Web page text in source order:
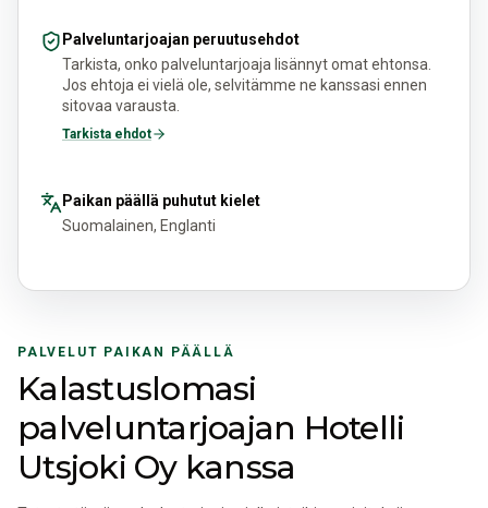
Palveluntarjoajan peruutusehdot
Tarkista, onko palveluntarjoaja lisännyt omat ehtonsa.
Jos ehtoja ei vielä ole, selvitämme ne kanssasi ennen
sitovaa varausta.
Tarkista ehdot
Paikan päällä puhutut kielet
Suomalainen, Englanti
PALVELUT PAIKAN PÄÄLLÄ
Kalastuslomasi
palveluntarjoajan Hotelli
Utsjoki Oy kanssa